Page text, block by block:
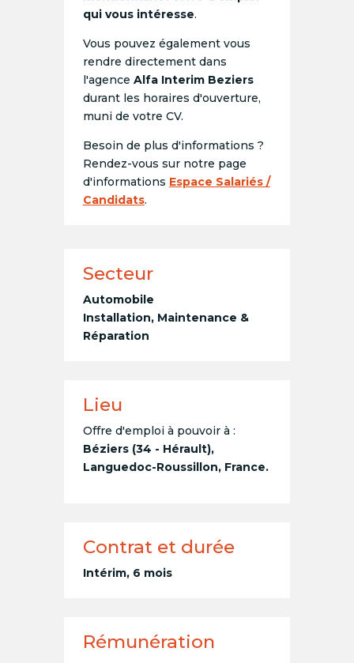
qui vous intéresse.
Vous pouvez également vous
rendre directement dans
l'agence Alfa Interim Beziers
durant les horaires d'ouverture,
muni de votre CV.
Besoin de plus d'informations ?
Rendez-vous sur notre page
d'informations Espace Salariés /
Candidats.
Secteur
Automobile
Installation, Maintenance &
Réparation
Lieu
Offre d'emploi à pouvoir à :
Béziers (34 - Hérault),
Languedoc-Roussillon, France.
Contrat et durée
Intérim, 6 mois
Rémunération